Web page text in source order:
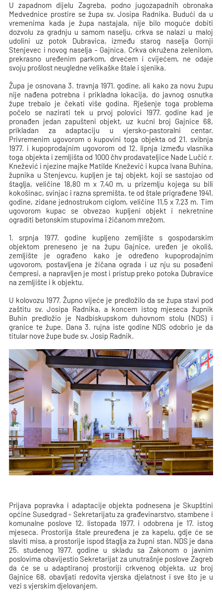
U zapadnom dijelu Zagreba, podno jugozapadnih obronaka
Medvednice prostire se župa sv. Josipa Radnika. Budući da u
vremenima kada je župa nastajala, nije bilo moguće dobiti
dozvolu za gradnju u samom naselju, crkva se nalazi u maloj
udolini uz potok Dubravica, između starog naselja Gornji
Stenjevec i novog naselja - Gajnica. Crkva okružena zelenilom,
prekrasno uređenim parkom, drvećem i cvijećem, ne odaje
svoju prošlost neugledne velikaške štale i sjenika.
Župa je osnovana 3. travnja 1971. godine, ali kako za novu župu
nije nađena potrebna i prikladna lokacija, do javnog osnutka
župe trebalo je čekati više godina. Rješenje toga problema
počelo se nazirati tek u prvoj polovici 1977. godine kad je
pronađen jedan zapušteni objekt, uz kućni broj Gajnice 68,
prikladan za adaptaciju u vjersko-pastoralni centar.
Privremenim ugovorom o kupovini toga objekta od 21. svibnja
1977. i kupoprodajnim ugovorom od 12. lipnja između vlasnika
toga objekta i zemljišta od 1000 čhv prodavateljice Nade Lučić r.
Knežević i njezine majke Matilde Knežević i kupca Ivana Buhina,
župnika u Stenjevcu, kupljen je taj objekt, koji se sastojao od
štaglja, veličine 18,80 m x 7,40 m, u prizemlju kojega su bili
kokošinac, svinjac i razna spremišta, te od štale prigrađene 1941.
godine, zidane jednostrukom ciglom, veličine 11,5 x 7,23 m. Tim
ugovorom kupac se obvezao kupljeni objekt i nekretnine
ograditi betonskim stupovima i žičanom mrežom.
1. srpnja 1977. godine kupljeno zemljište s gospodarskim
objektom preneseno je na župu Gajnice, uređen je okoliš,
zemljište je ograđeno kako je određeno kupoprodajnim
ugovorom, postavljena je žičana ograda i uz nju su posađeni
čempresi, a napravljen je most i pristup preko potoka Dubravice
na zemljište i k objektu.
U kolovozu 1977. Župno vijeće je predložilo da se župa stavi pod
zaštitu sv. Josipa Radnika, a koncem istog mjeseca župnik
Buhin predložio je Nadbiskupskom duhovnom stolu (NDS) i
granice te župe. Dana 3. rujna iste godine NDS odobrio je da
titular nove župe bude sv. Josip Radnik.
Prijava popravka i adaptacije objekta podnesena je Skupštini
općine Susedgrad - Sekretarijatu za građevinarstvo, stambene i
komunalne poslove 12. listopada 1977. i odobrena je 17. istog
mjeseca. Prostorija štale preuređena je za kapelu, gdje će se
slaviti misa, a prostorije ispod štaglja za župni stan. NDS je dana
25. studenog 1977. godine u skladu sa Zakonom o javnim
poslovima obavijestio Sekretarijat za unutrašnje poslove Zagreb
da će se u adaptiranoj prostoriji crkvenog objekta, uz broj
Gajnice 68, obavljati redovita vjerska djelatnost i sve što je u
vezi s vjerskim djelovanjem.